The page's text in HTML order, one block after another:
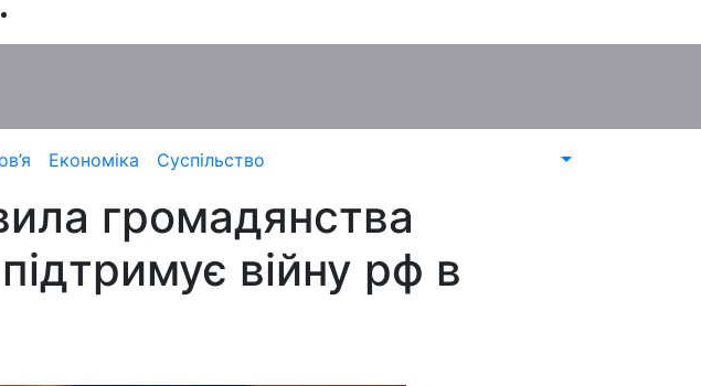
Економіка Суспільство
громадянства
війну рф в